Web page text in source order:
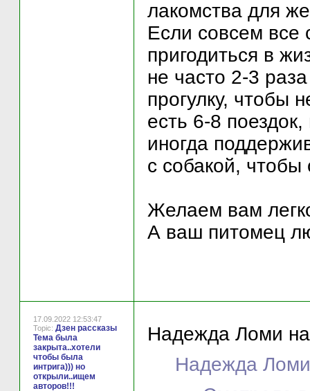
лакомства для
Если совсем все
пригодиться в
не часто 2-3
прогулку, чтобы
есть 6-8
иногда
с собакой,
Желаем вам
А ваш питомец
17.09.2022 12:53:47
Topic: Дзен рассказы
Тема была
закрыта..хотели
чтобы была
интрига))) но
открыли..ищем
авторов!!!
Надежда Ломи
Надежда